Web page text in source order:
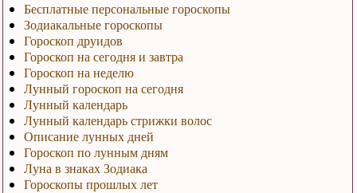
Бесплатные персональные гороскопы
Зодиакальные гороскопы
Гороскоп друидов
Гороскоп на сегодня и завтра
Гороскоп на неделю
Лунный гороскоп на сегодня
Лунный календарь
Лунный календарь стрижки волос
Описание лунных дней
Гороскоп по лунным дням
Луна в знаках Зодиака
Гороскопы прошлых лет